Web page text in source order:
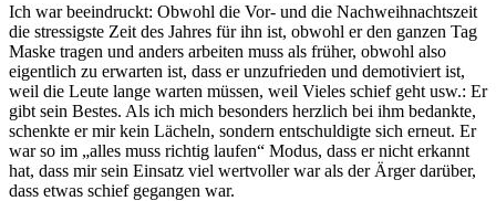
Ich war beeindruckt: Obwohl die Vor- und die Nachweihnachtszeit
die stressigste Zeit des Jahres für ihn ist, obwohl er den ganzen Tag
Maske tragen und anders arbeiten muss als früher, obwohl also
eigentlich zu erwarten ist, dass er unzufrieden und demotiviert ist,
weil die Leute lange warten müssen, weil Vieles schief geht usw.: Er
gibt sein Bestes. Als ich mich besonders herzlich bei ihm bedankte,
schenkte er mir kein Lächeln, sondern entschuldigte sich erneut. Er
war so im „alles muss richtig laufen“ Modus, dass er nicht erkannt
hat, dass mir sein Einsatz viel wertvoller war als der Ärger darüber,
dass etwas schief gegangen war.